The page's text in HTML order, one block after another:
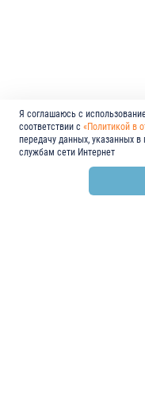
Я соглашаюсь с
соответствии с «Политикой в
передачу данных, указанных
службам сети Интернет